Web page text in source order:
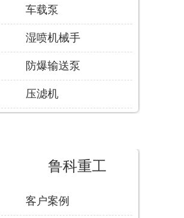
车载泵
湿喷机械手
防爆输送泵
压滤机
鲁科重工
客户案例